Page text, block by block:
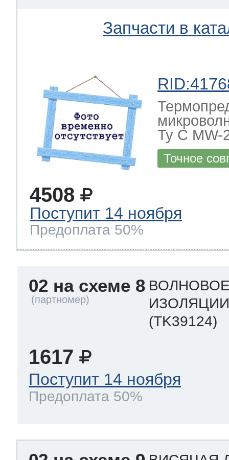
Запчасти в
Ty C MW-
Точное
4508
Поступит 14 ноября
Предоплата 50%
02 на схеме 8
ИЗОЛЯЦИИ
(TK39124)
1617
Поступит 14 ноября
Предоплата 50%